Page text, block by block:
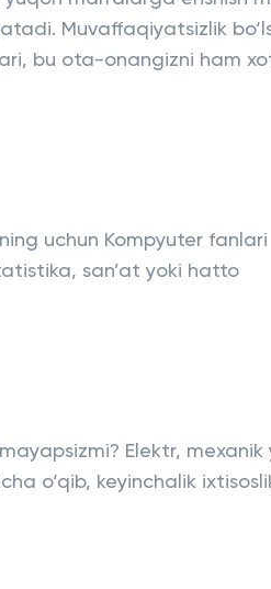
Muvaffaqiyatsizlik
bu ota-onangizni ham
uchun Kompyuter fanlari
san’at yoki hatto
Elektr, mexanik
o‘qib, keyinchalik